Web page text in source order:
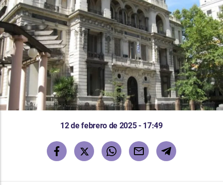
12 de febrero de 2025 - 17:49